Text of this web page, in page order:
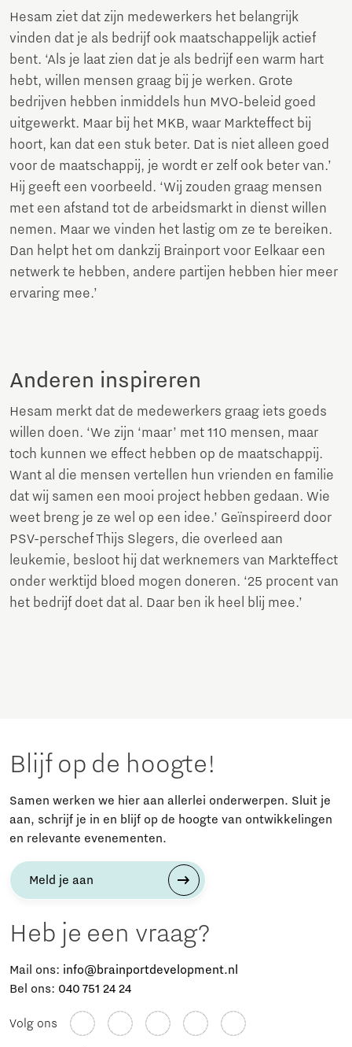
Hesam ziet dat zijn medewerkers het belangrijk
vinden dat je als bedrijf ook maatschappelijk actief
bent. ‘Als je laat zien dat je als bedrijf een warm hart
hebt, willen mensen graag bij je werken. Grote
bedrijven hebben inmiddels hun MVO-beleid goed
uitgewerkt. Maar bij het MKB, waar Markteffect bij
hoort, kan dat een stuk beter. Dat is niet alleen goed
voor de maatschappij, je wordt er zelf ook beter van.’
Hij geeft een voorbeeld. ‘Wij zouden graag mensen
met een afstand tot de arbeidsmarkt in dienst willen
nemen. Maar we vinden het lastig om ze te bereiken.
Dan helpt het om dankzij Brainport voor Eelkaar een
netwerk te hebben, andere partijen hebben hier meer
ervaring mee.’
Anderen inspireren
Hesam merkt dat de medewerkers graag iets goeds
willen doen. ‘We zijn ‘maar’ met 110 mensen, maar
toch kunnen we effect hebben op de maatschappij.
Want al die mensen vertellen hun vrienden en familie
dat wij samen een mooi project hebben gedaan. Wie
weet breng je ze wel op een idee.’ Geïnspireerd door
PSV-perschef Thijs Slegers, die overleed aan
leukemie, besloot hij dat werknemers van Markteffect
onder werktijd bloed mogen doneren. ‘25 procent van
het bedrijf doet dat al. Daar ben ik heel blij mee.’
Blijf op de hoogte!
Samen werken we hier aan allerlei onderwerpen. Sluit je
aan, schrijf je in en blijf op de hoogte van ontwikkelingen
en relevante evenementen.
Meld je aan
Heb je een vraag?
Mail ons: info@brainportdevelopment.nl
Bel ons: 040 751 24 24
Volg ons